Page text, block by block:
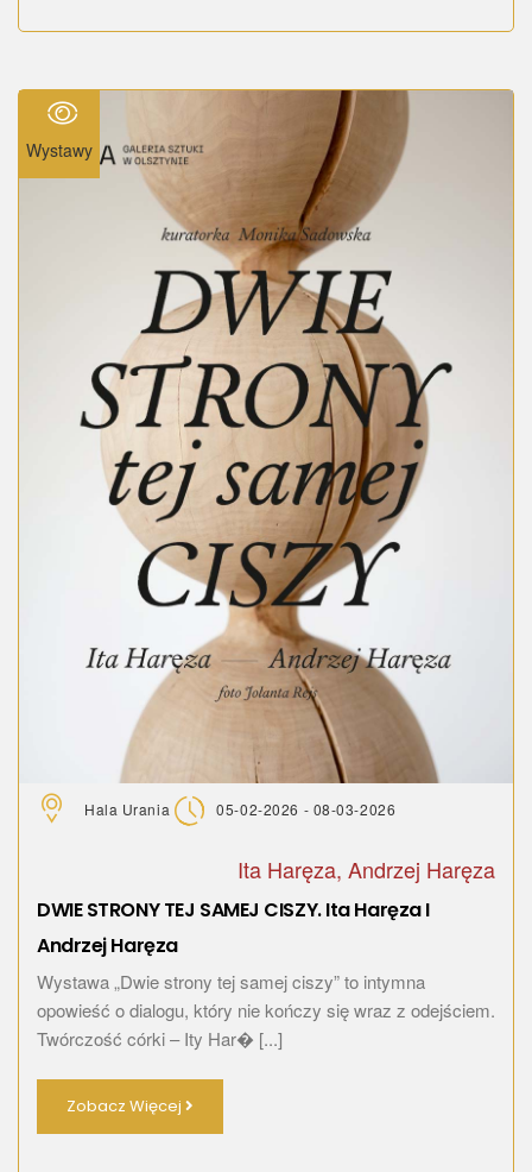
Wystawy
Hala Urania 05-02-2026 - 08-03-2026
Ita Haręza, Andrzej Haręza
DWIE STRONY TEJ SAMEJ CISZY. Ita Haręza I
Andrzej Haręza
Wystawa „Dwie strony tej samej ciszy” to intymna
opowieść o dialogu, który nie kończy się wraz z odejściem.
Twórczość córki – Ity Har� [...]
Zobacz Więcej